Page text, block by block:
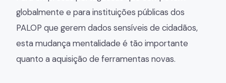
globalmente e para instituições públicas dos
PALOP que gerem dados sensíveis de cidadãos,
esta mudança mentalidade é tão importante
quanto a aquisição de ferramentas novas.